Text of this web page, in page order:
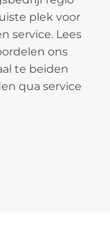
plek voor
service. Lees
ons
te beiden
qua service